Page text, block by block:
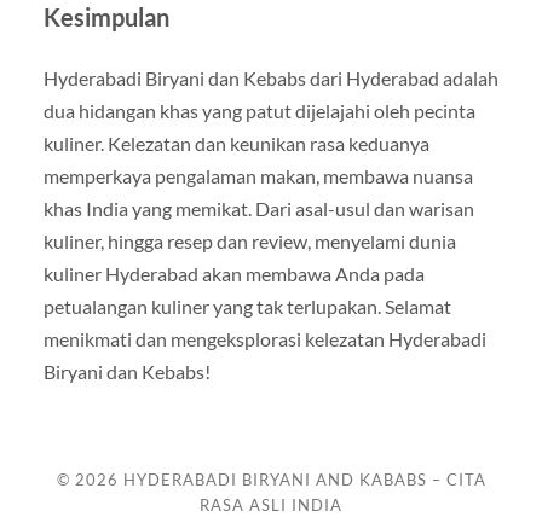
Kesimpulan
Hyderabadi Biryani dan Kebabs dari Hyderabad adalah
dua hidangan khas yang patut dijelajahi oleh pecinta
kuliner. Kelezatan dan keunikan rasa keduanya
memperkaya pengalaman makan, membawa nuansa
khas India yang memikat. Dari asal-usul dan warisan
kuliner, hingga resep dan review, menyelami dunia
kuliner Hyderabad akan membawa Anda pada
petualangan kuliner yang tak terlupakan. Selamat
menikmati dan mengeksplorasi kelezatan Hyderabadi
Biryani dan Kebabs!
© 2026 HYDERABADI BIRYANI AND KABABS – CITA
RASA ASLI INDIA